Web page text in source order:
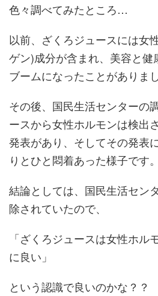
色々調べてみたところ…
以前、ざくろジュースには女
ゲン)成分が含まれ、美容と
ブームになったことがありまし
その後、国民生活センターの
ースから女性ホルモンは検出
発表があり、そしてその発表
りとひと悶着あった様子です。
結論としては、国民生活セン
除されていたので、
「ざくろジュースは女性ホル
に良い」
という認識で良いのかな？？